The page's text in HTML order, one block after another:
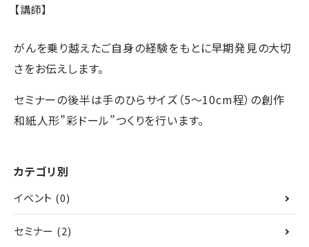
【講師】
がんを乗り越えたご自身の経験をもとに早期発見の大切
さをお伝えします。
セミナーの後半は手のひらサイズ（5～10cm程）の創作
和紙人形”彩ドール”つくりを行います。
カテゴリ別
イベント (0)
セミナー (2)